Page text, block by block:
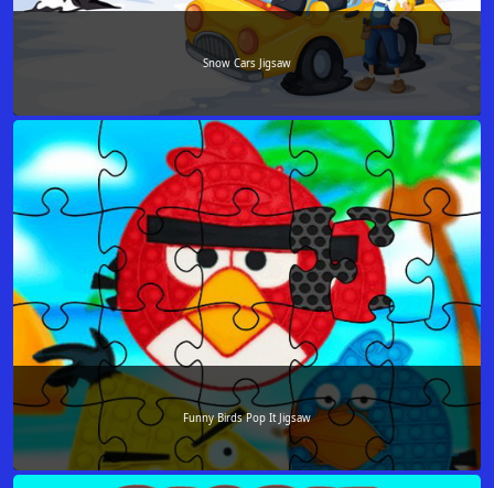
Snow Cars Jigsaw
Funny Birds Pop It Jigsaw